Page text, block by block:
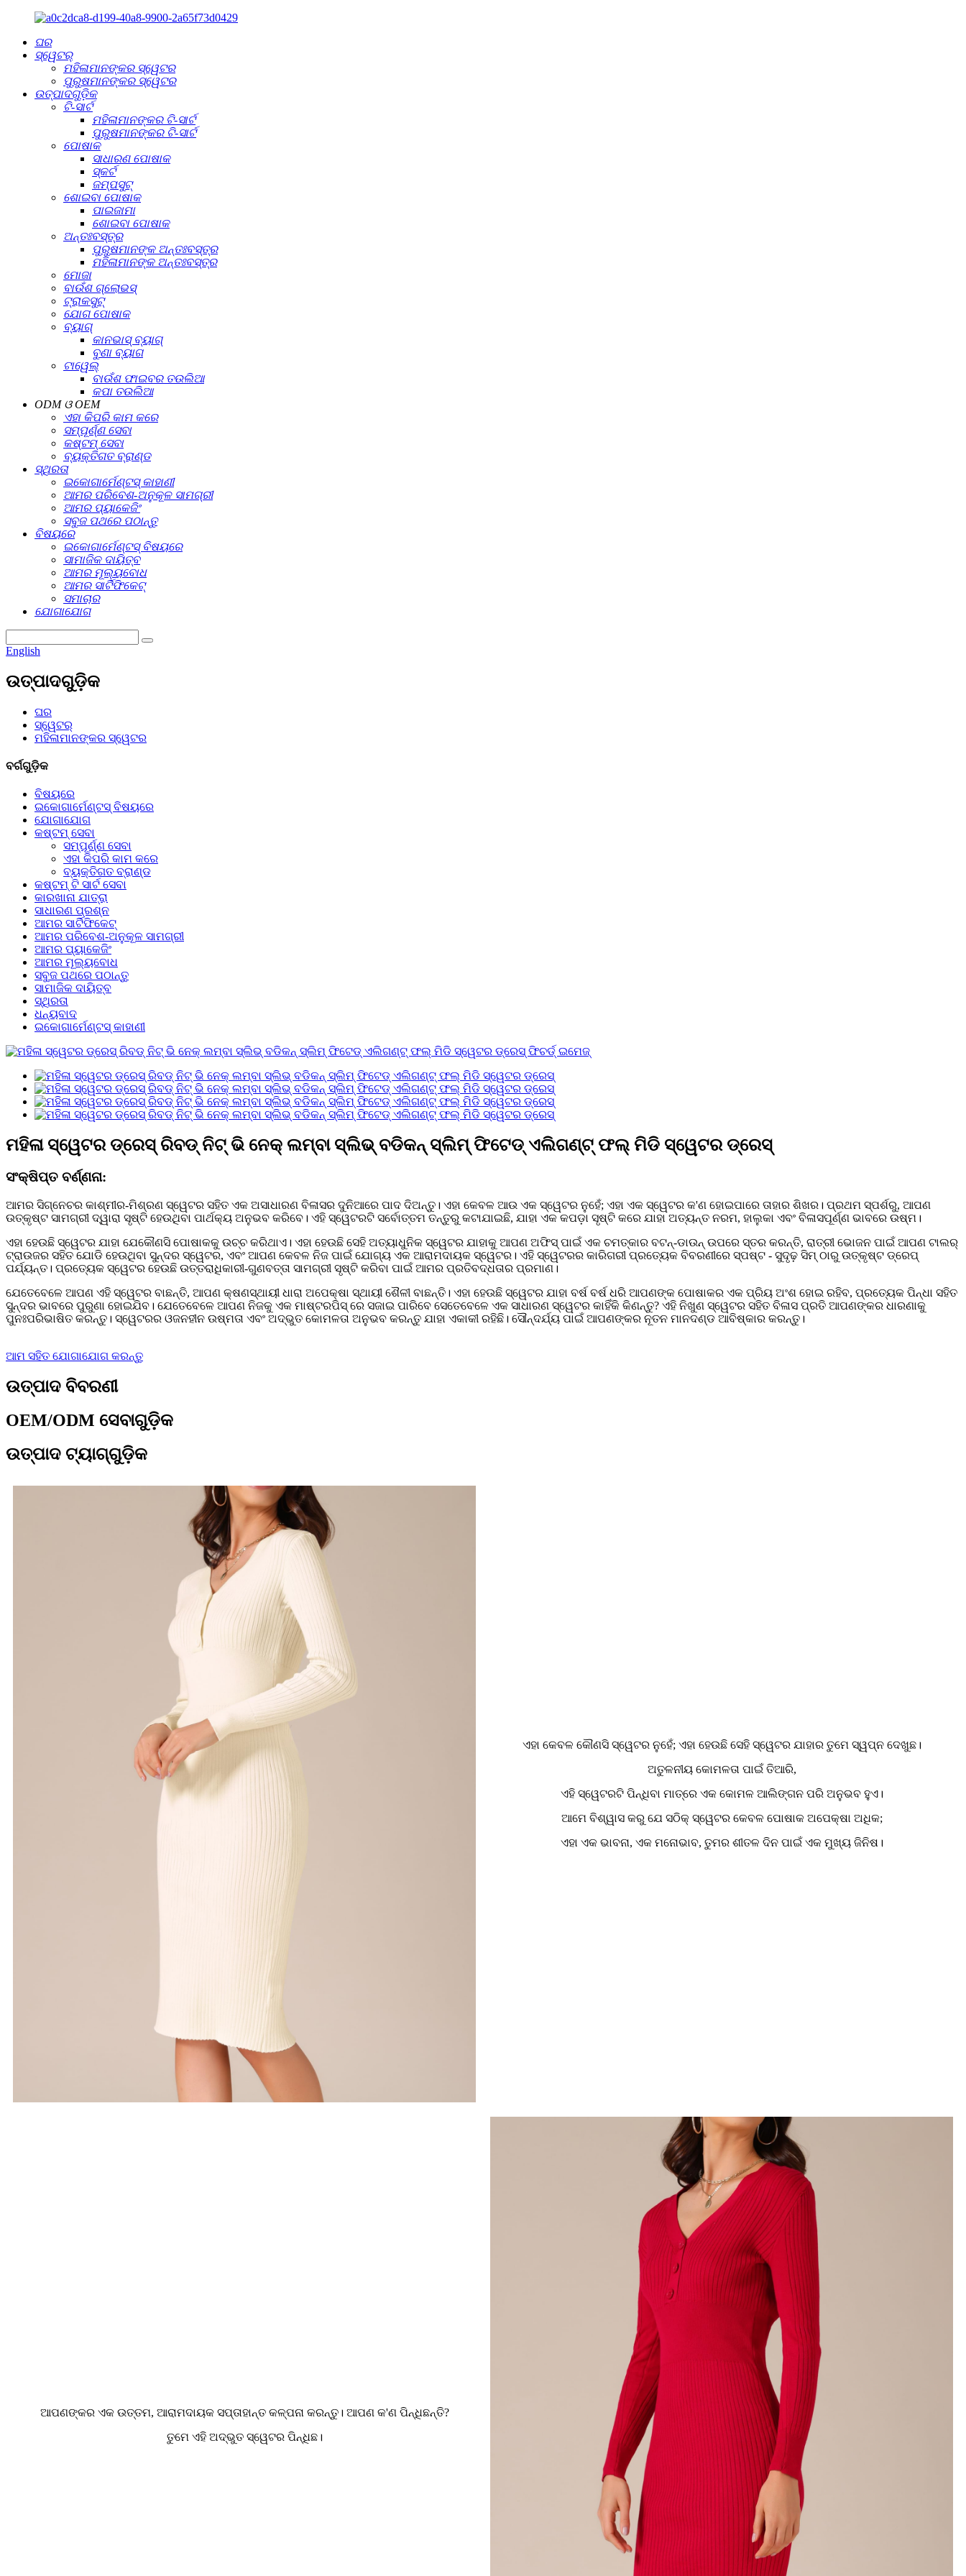
ଘର
ସ୍ୱେଟର୍
ମହିଳାମାନଙ୍କର ସ୍ୱେଟର
ପୁରୁଷମାନଙ୍କର ସ୍ୱେଟର
ଉତ୍ପାଦଗୁଡ଼ିକ
ଟି-ସାର୍ଟ
ମହିଳାମାନଙ୍କର ଟି-ସାର୍ଟ
ପୁରୁଷମାନଙ୍କର ଟି-ସାର୍ଟ
ପୋଷାକ
ସାଧାରଣ ପୋଷାକ
ସ୍କର୍ଟ
ଜମ୍ପସୁଟ୍
ଶୋଇବା ପୋଷାକ
ପାଇଜାମା
ଶୋଇବା ପୋଷାକ
ଅନ୍ତଃବସ୍ତ୍ର
ପୁରୁଷମାନଙ୍କ ଅନ୍ତଃବସ୍ତ୍ର
ମହିଳାମାନଙ୍କ ଅନ୍ତଃବସ୍ତ୍ର
ମୋଜା
ବାଉଁଶ ଗ୍ଲୋଭସ୍
ଟ୍ରାକସୁଟ୍
ଯୋଗ ପୋଷାକ
ବ୍ୟାଗ୍
କାନଭାସ୍ ବ୍ୟାଗ୍
ବୁଣା ବ୍ୟାଗ
ଟାୱେଲ୍
ବାଉଁଶ ଫାଇବର ତଉଲିଆ
କପା ତଉଲିଆ
ODM ଓ OEM
ଏହା କିପରି କାମ କରେ
ସମ୍ପୂର୍ଣ୍ଣ ସେବା
କଷ୍ଟମ୍ ସେବା
ବ୍ୟକ୍ତିଗତ ବ୍ରାଣ୍ଡ
ସ୍ଥିରତା
ଇକୋଗାର୍ମେଣ୍ଟସ୍ କାହାଣୀ
ଆମର ପରିବେଶ-ଅନୁକୂଳ ସାମଗ୍ରୀ
ଆମର ପ୍ୟାକେଜିଂ
ସବୁଜ ପଥରେ ପଠାନ୍ତୁ
ବିଷୟରେ
ଇକୋଗାର୍ମେଣ୍ଟସ୍ ବିଷୟରେ
ସାମାଜିକ ଦାୟିତ୍ବ
ଆମର ମୂଲ୍ୟବୋଧ
ଆମର ସାର୍ଟିଫିକେଟ୍
ସମାଚାର
ଯୋଗାଯୋଗ
English
ଉତ୍ପାଦଗୁଡ଼ିକ
ଘର
ସ୍ୱେଟର୍
ମହିଳାମାନଙ୍କର ସ୍ୱେଟର
ବର୍ଗଗୁଡ଼ିକ
ବିଷୟରେ
ଇକୋଗାର୍ମେଣ୍ଟସ୍ ବିଷୟରେ
ଯୋଗାଯୋଗ
କଷ୍ଟମ୍ ସେବା
ସମ୍ପୂର୍ଣ୍ଣ ସେବା
ଏହା କିପରି କାମ କରେ
ବ୍ୟକ୍ତିଗତ ବ୍ରାଣ୍ଡ
କଷ୍ଟମ୍ ଟି ସାର୍ଟ ସେବା
କାରଖାନା ଯାତ୍ରା
ସାଧାରଣ ପ୍ରଶ୍ନ
ଆମର ସାର୍ଟିଫିକେଟ୍
ଆମର ପରିବେଶ-ଅନୁକୂଳ ସାମଗ୍ରୀ
ଆମର ପ୍ୟାକେଜିଂ
ଆମର ମୂଲ୍ୟବୋଧ
ସବୁଜ ପଥରେ ପଠାନ୍ତୁ
ସାମାଜିକ ଦାୟିତ୍ବ
ସ୍ଥିରତା
ଧନ୍ୟବାଦ
ଇକୋଗାର୍ମେଣ୍ଟସ୍ କାହାଣୀ
ମହିଳା ସ୍ୱେଟର ଡ୍ରେସ୍ ରିବଡ୍ ନିଟ୍ ଭି ନେକ୍ ଲମ୍ବା ସ୍ଲିଭ୍ ବଡିକନ୍ ସ୍ଲିମ୍ ଫିଟେଡ୍ ଏଲିଗଣ୍ଟ୍ ଫଲ୍ ମିଡି ସ୍ୱେଟର ଡ୍ରେସ୍
ସଂକ୍ଷିପ୍ତ ବର୍ଣ୍ଣନା:
ଆମର ସିଗ୍ନେଚର କାଶ୍ମୀର-ମିଶ୍ରଣ ସ୍ୱେଟର ସହିତ ଏକ ଅସାଧାରଣ ବିଳାସର ଦୁନିଆରେ ପାଦ ଦିଅନ୍ତୁ। ଏହା କେବଳ ଆଉ ଏକ ସ୍ୱେଟର ନୁହେଁ; ଏହା ଏକ ସ୍ୱେଟର କ'ଣ ହୋଇପାରେ ତାହାର ଶିଖର। ପ୍ରଥମ ସ୍ପର୍ଶରୁ, ଆପଣ
ଉତ୍କୃଷ୍ଟ ସାମଗ୍ରୀ ଦ୍ୱାରା ସୃଷ୍ଟି ହେଉଥିବା ପାର୍ଥକ୍ୟ ଅନୁଭବ କରିବେ। ଏହି ସ୍ୱେଟରଟି ସର୍ବୋତ୍ତମ ତନ୍ତୁରୁ କଟାଯାଇଛି, ଯାହା ଏକ କପଡ଼ା ସୃଷ୍ଟି କରେ ଯାହା ଅତ୍ୟନ୍ତ ନରମ, ହାଲୁକା ଏବଂ ବିଳାସପୂର୍ଣ୍ଣ ଭାବରେ ଉଷ୍ମ।
ଏହା ହେଉଛି ସ୍ୱେଟର ଯାହା ଯେକୌଣସି ପୋଷାକକୁ ଉଚ୍ଚ କରିଥାଏ। ଏହା ହେଉଛି ସେହି ଅତ୍ୟାଧୁନିକ ସ୍ୱେଟର ଯାହାକୁ ଆପଣ ଅଫିସ୍ ପାଇଁ ଏକ ଚମତ୍କାର ବଟନ୍-ଡାଉନ୍ ଉପରେ ସ୍ତର କରନ୍ତି, ରାତ୍ରୀ ଭୋଜନ ପାଇଁ ଆପଣ ଟାଲର୍
ଟ୍ରାଉଜର ସହିତ ଯୋଡି ହେଉଥିବା ସୁନ୍ଦର ସ୍ୱେଟର, ଏବଂ ଆପଣ କେବଳ ନିଜ ପାଇଁ ଯୋଗ୍ୟ ଏକ ଆରାମଦାୟକ ସ୍ୱେଟର। ଏହି ସ୍ୱେଟରର କାରିଗରୀ ପ୍ରତ୍ୟେକ ବିବରଣୀରେ ସ୍ପଷ୍ଟ - ସୁଦୃଢ଼ ​​ସିମ୍ ଠାରୁ ଉତ୍କୃଷ୍ଟ ଡ୍ରେପ୍
ପର୍ଯ୍ୟନ୍ତ। ପ୍ରତ୍ୟେକ ସ୍ୱେଟର ହେଉଛି ଉତ୍ତରାଧିକାରୀ-ଗୁଣବତ୍ତା ସାମଗ୍ରୀ ସୃଷ୍ଟି କରିବା ପାଇଁ ଆମର ପ୍ରତିବଦ୍ଧତାର ପ୍ରମାଣ।
ଯେତେବେଳେ ଆପଣ ଏହି ସ୍ୱେଟର ବାଛନ୍ତି, ଆପଣ କ୍ଷଣସ୍ଥାୟୀ ଧାରା ଅପେକ୍ଷା ସ୍ଥାୟୀ ଶୈଳୀ ବାଛନ୍ତି। ଏହା ହେଉଛି ସ୍ୱେଟର ଯାହା ବର୍ଷ ବର୍ଷ ଧରି ଆପଣଙ୍କ ପୋଷାକର ଏକ ପ୍ରିୟ ଅଂଶ ହୋଇ ରହିବ, ପ୍ରତ୍ୟେକ ପିନ୍ଧା ସହିତ
ସୁନ୍ଦର ଭାବରେ ପୁରୁଣା ହୋଇଯିବ। ଯେତେବେଳେ ଆପଣ ନିଜକୁ ଏକ ମାଷ୍ଟରପିସ୍ ରେ ସଜାଇ ପାରିବେ ସେତେବେଳେ ଏକ ସାଧାରଣ ସ୍ୱେଟର କାହିଁକି କିଣନ୍ତୁ? ଏହି ନିଖୁଣ ସ୍ୱେଟର ସହିତ ବିଳାସ ପ୍ରତି ଆପଣଙ୍କର ଧାରଣାକୁ
ପୁନଃପରିଭାଷିତ କରନ୍ତୁ। ସ୍ୱେଟରର ଓଜନହୀନ ଉଷ୍ମତା ଏବଂ ଅଦ୍ଭୁତ କୋମଳତା ଅନୁଭବ କରନ୍ତୁ ଯାହା ଏକାକୀ ରହିଛି। ସୌନ୍ଦର୍ଯ୍ୟ ପାଇଁ ଆପଣଙ୍କର ନୂତନ ମାନଦଣ୍ଡ ଆବିଷ୍କାର କରନ୍ତୁ।
ଆମ ସହିତ ଯୋଗାଯୋଗ କରନ୍ତୁ
ଉତ୍ପାଦ ବିବରଣୀ
OEM/ODM ସେବାଗୁଡ଼ିକ
ଉତ୍ପାଦ ଟ୍ୟାଗ୍‌ଗୁଡ଼ିକ
ଏହା କେବଳ କୌଣସି ସ୍ୱେଟର ନୁହେଁ; ଏହା ହେଉଛି ସେହି ସ୍ୱେଟର ଯାହାର ତୁମେ ସ୍ୱପ୍ନ ଦେଖୁଛ।
ଅତୁଳନୀୟ କୋମଳତା ପାଇଁ ତିଆରି,
ଏହି ସ୍ୱେଟରଟି ପିନ୍ଧିବା ମାତ୍ରେ ଏକ କୋମଳ ଆଲିଙ୍ଗନ ପରି ଅନୁଭବ ହୁଏ।
ଆମେ ବିଶ୍ୱାସ କରୁ ଯେ ସଠିକ୍ ସ୍ୱେଟର କେବଳ ପୋଷାକ ଅପେକ୍ଷା ଅଧିକ;
ଏହା ଏକ ଭାବନା, ଏକ ମନୋଭାବ, ତୁମର ଶୀତଳ ଦିନ ପାଇଁ ଏକ ମୁଖ୍ୟ ଜିନିଷ।
ଆପଣଙ୍କର ଏକ ଉତ୍ତମ, ଆରାମଦାୟକ ସପ୍ତାହାନ୍ତ କଳ୍ପନା କରନ୍ତୁ। ଆପଣ କ'ଣ ପିନ୍ଧିଛନ୍ତି?
ତୁମେ ଏହି ଅଦ୍ଭୁତ ସ୍ୱେଟର ପିନ୍ଧିଛ।